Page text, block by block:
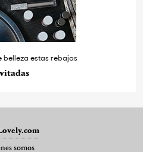
belleza estas rebajas
somos